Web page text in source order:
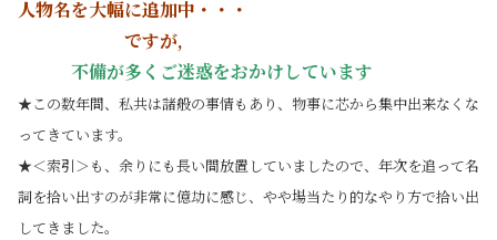
人物名を大幅に追加中・・・
ですが,
不備が多くご迷惑をおかけしています
★この数年間、私共は諸般の事情もあり、物事に芯から集中出来なくな
ってきています。
★＜索引＞も、余りにも長い間放置していましたので、年次を追って名
詞を拾い出すのが非常に億劫に感じ、やや場当たり的なやり方で拾い出
してきました。